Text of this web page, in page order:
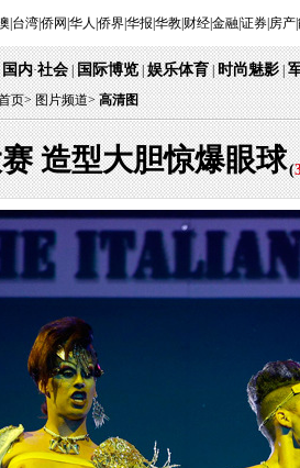
台湾|侨网 华人 侨界|华报 华教| 财经|金融|证券| 房产|
国内·社会|国际博览|娱乐体育|时尚魅影|
页>图片频道> 高清图
造型大胆惊爆眼球(